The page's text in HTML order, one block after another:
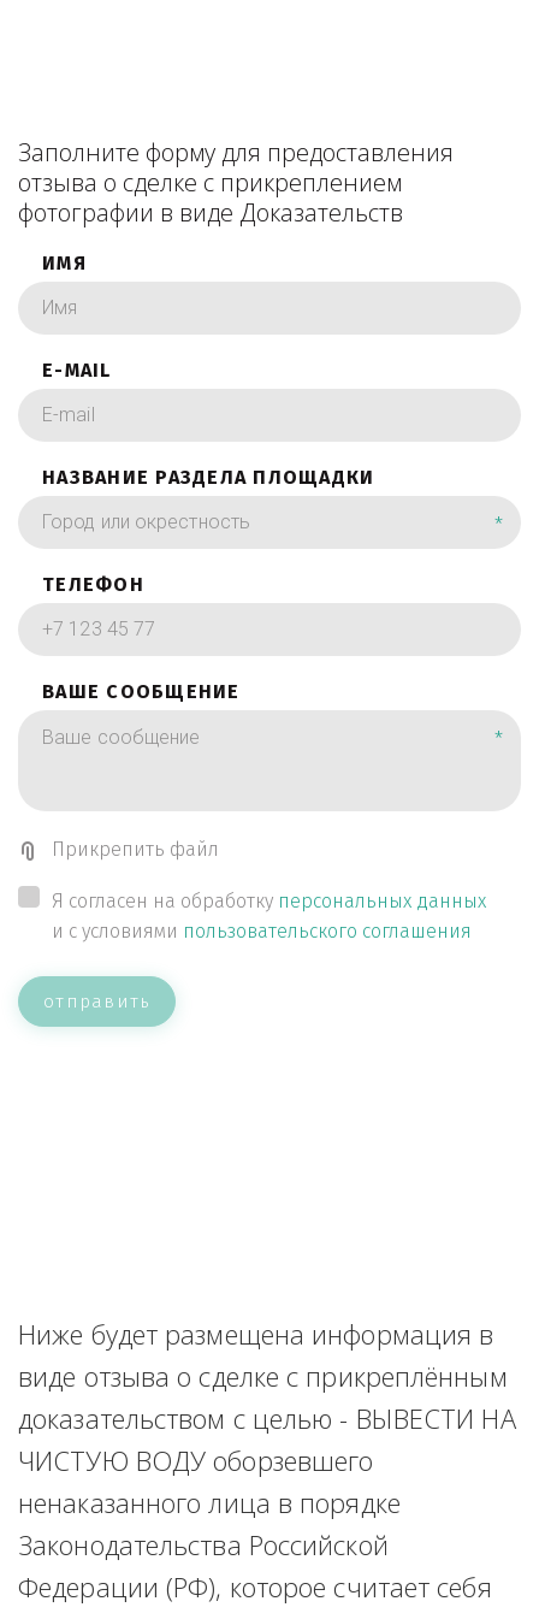
Заполните форму для предоставления
отзыва о сделке с прикреплением
фотографии в виде Доказательств
ИМЯ
E-MAIL
НАЗВАНИЕ РАЗДЕЛА ПЛОЩАДКИ
*
ТЕЛЕФОН
ВАШЕ СООБЩЕНИЕ
*
Прикрепить файл
Я согласен на обработку персональных данных
и с условиями пользовательского соглашения
отправить
Ниже будет размещена информация в
виде отзыва о сделке с прикреплённым
доказательством с целью - ВЫВЕСТИ НА
ЧИСТУЮ ВОДУ оборзевшего
ненаказанного лица в порядке
Законодательства Российской
Федерации (РФ), которое считает себя